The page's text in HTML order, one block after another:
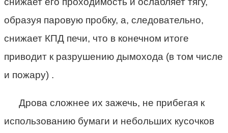
образуя паровую пробку, а, следовательно,
снижает КПД печи, что в конечном итоге
приводит к разрушению дымохода (в том числе
и пожару) .
Дрова сложнее их зажечь, не прибегая к
использованию бумаги и небольших кусочков